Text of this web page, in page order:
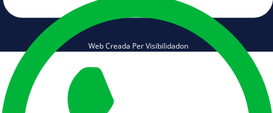
Web Creada Per Visibilidadon